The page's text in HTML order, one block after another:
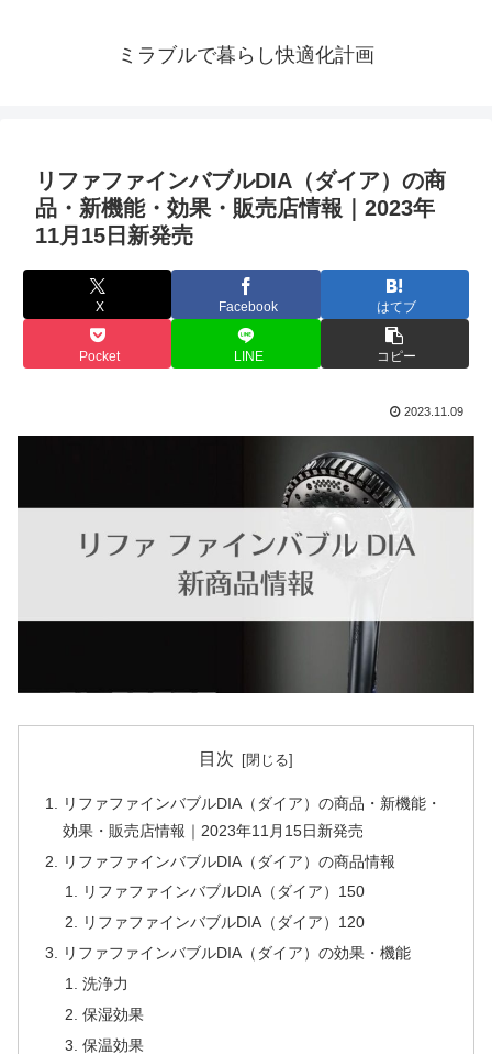
ミラブルで暮らし快適化計画
リファファインバブルDIA（ダイア）の商
品・新機能・効果・販売店情報｜2023年
11月15日新発売
X Facebook はてブ
Pocket LINE コピー
2023.11.09
目次
リファファインバブルDIA（ダイア）の商品・新機能・
効果・販売店情報｜2023年11月15日新発売
リファファインバブルDIA（ダイア）の商品情報
リファファインバブルDIA（ダイア）150
リファファインバブルDIA（ダイア）120
リファファインバブルDIA（ダイア）の効果・機能
洗浄力
保湿効果
保温効果